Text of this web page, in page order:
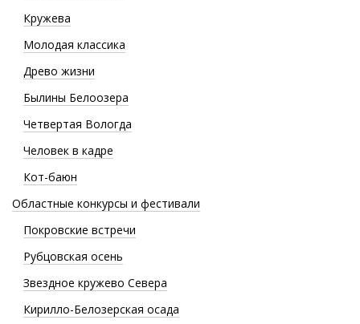
Кружева
Молодая классика
Древо жизни
Былины Белоозера
Четвертая Вологда
Человек в кадре
Кот-баюн
Областные конкурсы и фестивали
Покровские встречи
Рубцовская осень
Звездное кружево Севера
Кирилло-Белозерская осада